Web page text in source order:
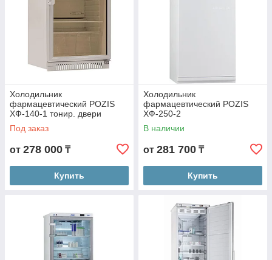
Холодильник
фармацевтический POZIS
ХФ-140-1 тонир. двери
Под заказ
от 278 000 ₸
Купить
Холодильник
фармацевтический POZIS
ХФ-250-2
В наличии
от 281 700 ₸
Купить